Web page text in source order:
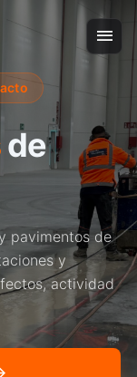
menu
de
pavimentos de
y
actividad